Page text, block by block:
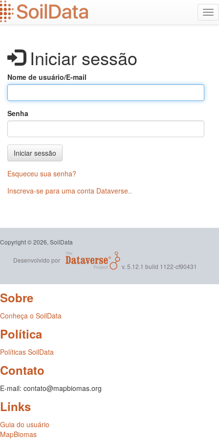
Ir
para
o
Iniciar sessão
Nome de usuário/E-mail
Senha
Iniciar sessão
Esqueceu sua senha?
Inscreva-se para uma conta Dataverse..
Copyright © 2026, SoilData
Desenvolvido por
v. 5.12.1 build 1122-cf90431
Sobre
Conheça o SoilData
Política
Políticas SoilData
Contato
E-mail: contato@mapbiomas.org
Links
Guia do usuário
MapBiomas